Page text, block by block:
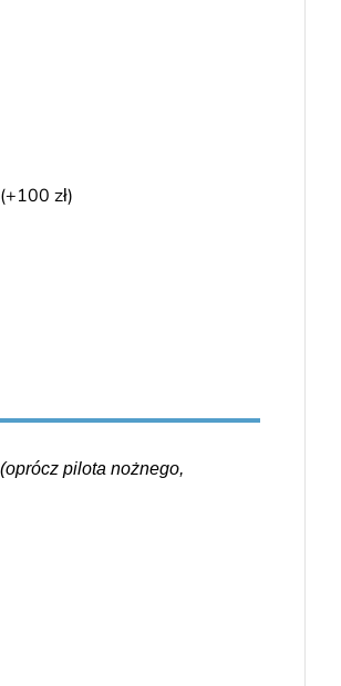
zł)
pilota nożnego,